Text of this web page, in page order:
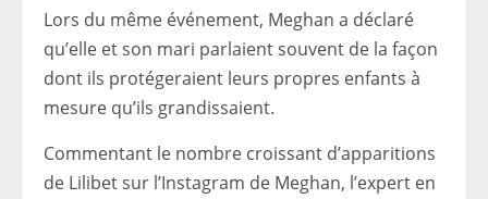
Lors du même événement, Meghan a déclaré
qu’elle et son mari parlaient souvent de la façon
dont ils protégeraient leurs propres enfants à
mesure qu’ils grandissaient.
Commentant le nombre croissant d’apparitions
de Lilibet sur l’Instagram de Meghan, l’expert en